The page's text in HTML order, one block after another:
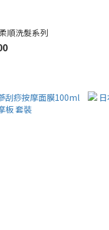
順洗髮系列